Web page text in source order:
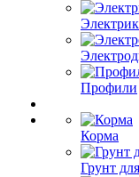
Профили
Корма
Грунт